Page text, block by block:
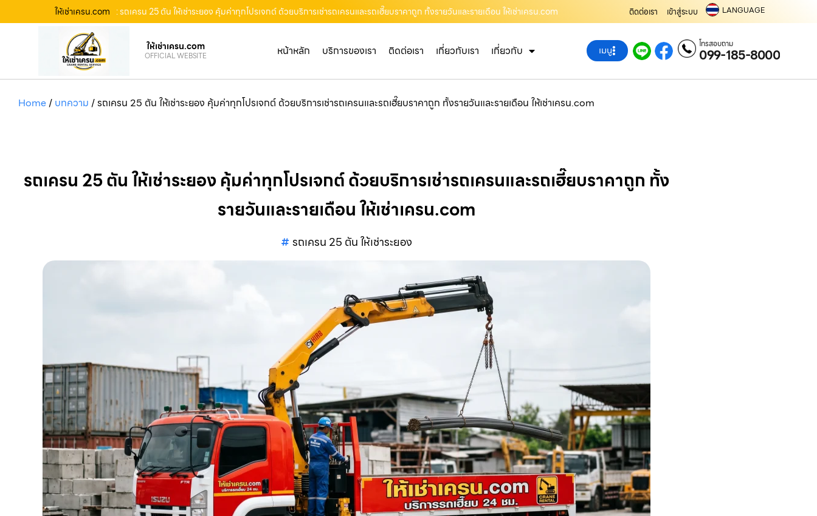
ให้เช่าเครน.com : รถเครน 25 ตัน ให้เช่าระยอง คุ้มค่าทุกโปรเจกต์ ด้วยบริการเช่ารถเครนและรถเฮี๊ยบราคาถูก ทั้งรายวันและรายเดือน ให้เช่าเครน.com ติดต่อเรา เข้าสู่ระบบ LANGUAGE
ให้เช่าเครน.com
OFFICIAL WEBSITE หน้าหลัก บริการของเรา ติดต่อเรา เกี่ยวกับเรา เกี่ยวกับ เมนู โทรสอบถาม
099-185-8000
Home/ บทความ /รถเครน 25 ตัน ให้เช่าระยอง คุ้มค่าทุกโปรเจกต์ ด้วยบริการเช่ารถเครนและรถเฮี๊ยบราคาถูก ทั้งรายวันและรายเดือน ให้เช่าเครน.com
รถเครน 25 ตัน ให้เช่าระยอง คุ้มค่าทุกโปรเจกต์ ด้วยบริการเช่ารถเครนและรถเฮี๊ยบราคาถูก ทั้ง
รายวันและรายเดือน ให้เช่าเครน.com
รถเครน 25 ตัน ให้เช่าระยอง